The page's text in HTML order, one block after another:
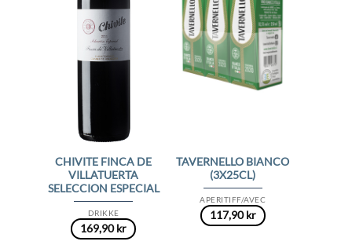
DRIKKE
CHIVITE FINCA DE
VILLATUERTA
SELECCION ESPECIAL
169,90kr
APERITIFF/AVEC
TAVERNELLO BIANCO
(3X25CL)
117,90kr